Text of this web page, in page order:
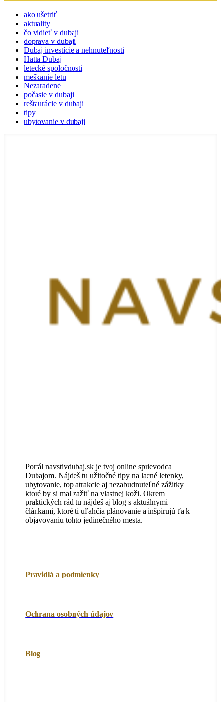
ako ušetriť
aktuality
čo vidieť v dubaji
doprava v dubaji
Dubaj investície a nehnuteľnosti
Hatta Dubaj
letecké spoločnosti
meškanie letu
Nezaradené
počasie v dubaji
reštaurácie v dubaji
tipy
ubytovanie v dubaji
Portál navstivdubaj.sk je tvoj online sprievodca
Dubajom. Nájdeš tu užitočné tipy na lacné letenky,
ubytovanie, top atrakcie aj nezabudnuteľné zážitky,
ktoré by si mal zažiť na vlastnej koži. Okrem
praktických rád tu nájdeš aj blog s aktuálnymi
článkami, ktoré ti uľahčia plánovanie a inšpirujú ťa k
objavovaniu tohto jedinečného mesta.
Pravidlá a podmienky
Ochrana osobných údajov
Blog